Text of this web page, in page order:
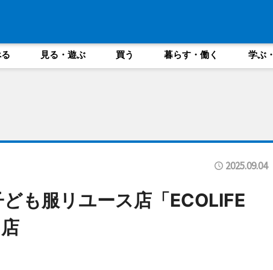
見る・遊ぶ 買う 暮らす・働く 学ぶ
2025.09.04
も服リユース店「ECOLIFE